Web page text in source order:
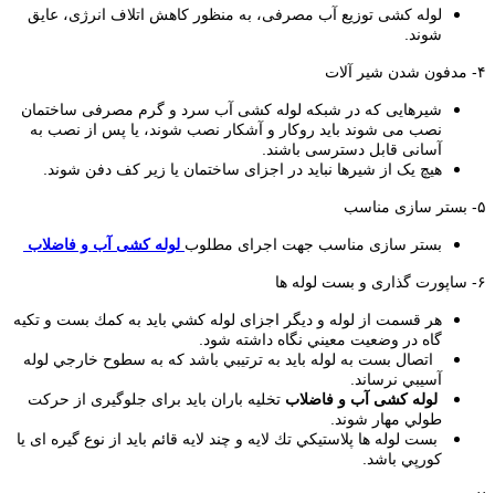
لوله کشی توزیع آب مصرفی، به منظور کاهش اتلاف انرژی، عایق
شوند.
۴- مدفون شدن شیر آلات
شیرهایی که در شبکه لوله کشی آب سرد و گرم مصرفی ساختمان
نصب می شوند باید روکار و آشکار نصب شوند، یا پس از نصب به
آسانی قابل دسترسی باشند.
هیچ یک از شیرها نباید در اجزای ساختمان یا زیر کف دفن شوند.
۵- بستر سازی مناسب
بستر سازی مناسب جهت اجرای مطلوب لوله کشی آب و فاضلاب
۶- ساپورت گذاری و بست لوله ها
ﻫﺮ ﻗﺴﻤﺖ از ﻟﻮﻟﻪ و دﻳﮕﺮ اﺟﺰای ﻟﻮﻟﻪ ﻛﺸﻲ ﺑﺎﻳﺪ ﺑﻪ ﻛﻤﻚ ﺑﺴﺖ و ﺗﻜﻴﻪ
ﮔﺎه در وﺿﻌﻴﺖ ﻣﻌﻴﻨﻲ ﻧﮕﺎه داﺷﺘﻪ ﺷﻮد.
اﺗﺼﺎل ﺑﺴﺖ ﺑﻪ ﻟﻮﻟﻪ ﺑﺎﻳﺪ ﺑﻪ ﺗﺮﺗﻴﺒﻲ ﺑﺎﺷﺪ ﻛﻪ ﺑﻪ ﺳﻄﻮح ﺧﺎرﺟﻲ ﻟﻮﻟﻪ
آﺳﻴﺒﻲ ﻧﺮﺳﺎﻧﺪ.
ﻟﻮﻟﻪ کشی آب و ﻓﺎﺿﻼب تخلیه ﺑﺎران ﺑﺎﻳﺪ ﺑﺮای ﺟﻠﻮﮔﻴﺮی از ﺣﺮﻛﺖ
ﻃﻮﻟﻲ ﻣﻬﺎر ﺷﻮﻧﺪ.
ﺑﺴﺖ ﻟﻮﻟﻪ ﻫﺎ ﭘﻼﺳﺘﻴﻜﻲ ﺗﻚ ﻻﻳﻪ و ﭼﻨﺪ ﻻﻳﻪ ﻗﺎﺋﻢ ﺑﺎﻳﺪ از ﻧﻮع ﮔﻴﺮه ای ﻳﺎ
ﻛﻮرﭘﻲ ﺑﺎﺷﺪ.